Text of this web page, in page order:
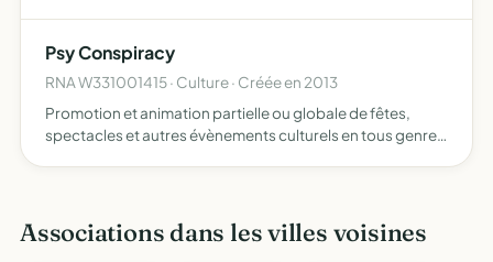
Psy Conspiracy
RNA W331001415 · Culture · Créée en 2013
Promotion et animation partielle ou globale de fêtes,
spectacles et autres évènements culturels en tous genres
Associations dans les villes voisines